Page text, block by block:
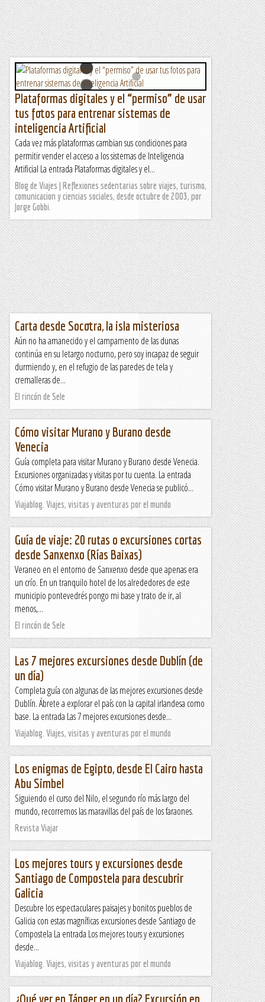
Plataformas digitales y el “permiso” de usar
tus fotos para entrenar sistemas de
inteligencia Artificial
Cada vez más plataformas cambian sus condiciones para
permitir vender el acceso a los sistemas de Inteligencia
Artificial La entrada Plataformas digitales y el...
Blog de Viajes | Reflexiones sedentarias sobre viajes, turismo,
comunicacion y ciencias sociales, desde octubre de 2003, por
Jorge Gobbi.
Carta desde Socotra, la isla misteriosa
Aún no ha amanecido y el campamento de las dunas
continúa en su letargo nocturno, pero soy incapaz de seguir
durmiendo y, en el refugio de las paredes de tela y
cremalleras de...
El rincón de Sele
Cómo visitar Murano y Burano desde
Venecia
Guía completa para visitar Murano y Burano desde Venecia.
Excursiones organizadas y visitas por tu cuenta. La entrada
Cómo visitar Murano y Burano desde Venecia se publicó...
Viajablog. Viajes, visitas y aventuras por el mundo
Guía de viaje: 20 rutas o excursiones cortas
desde Sanxenxo (Rías Baixas)
Veraneo en el entorno de Sanxenxo desde que apenas era
un crío. En un tranquilo hotel de los alrededores de este
municipio pontevedrés pongo mi base y trato de ir, al
menos,...
El rincón de Sele
Las 7 mejores excursiones desde Dublín (de
un día)
Completa guía con algunas de las mejores excursiones desde
Dublín. Ábrete a explorar el país con la capital irlandesa como
base. La entrada Las 7 mejores excursiones desde...
Viajablog. Viajes, visitas y aventuras por el mundo
Los enigmas de Egipto, desde El Cairo hasta
Abu Simbel
Siguiendo el curso del Nilo, el segundo río más largo del
mundo, recorremos las maravillas del país de los faraones.
Revista Viajar
Los mejores tours y excursiones desde
Santiago de Compostela para descubrir
Galicia
Descubre los espectaculares paisajes y bonitos pueblos de
Galicia con estas magníficas excursiones desde Santiago de
Compostela La entrada Los mejores tours y excursiones
desde...
Viajablog. Viajes, visitas y aventuras por el mundo
¿Qué ver en Tánger en un día? Excursión en